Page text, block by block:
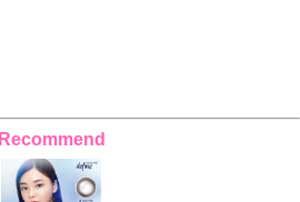
Recommend